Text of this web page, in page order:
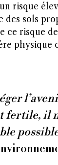
risque
sols
ce risque
physique
il